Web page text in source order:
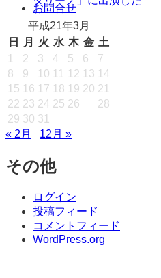
プ
お問合せ
平成21年3月
日
月 火 水 木 金 土
1
2 3 4 5 6
7
8
9 10 11 12 13 14
15 16 17 18 19 20 21
22 23 24 25 26
28
29 30 31
« 2月
12月 »
その他
ログイン
投稿フィード
コメントフィード
WordPress.org